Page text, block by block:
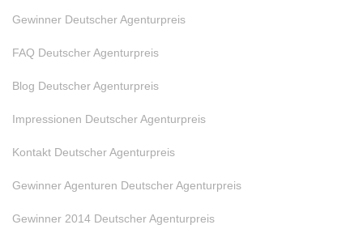
Gewinner Deutscher Agenturpreis
FAQ Deutscher Agenturpreis
Blog Deutscher Agenturpreis
Impressionen Deutscher Agenturpreis
Kontakt Deutscher Agenturpreis
Gewinner Agenturen Deutscher Agenturpreis
Gewinner 2014 Deutscher Agenturpreis